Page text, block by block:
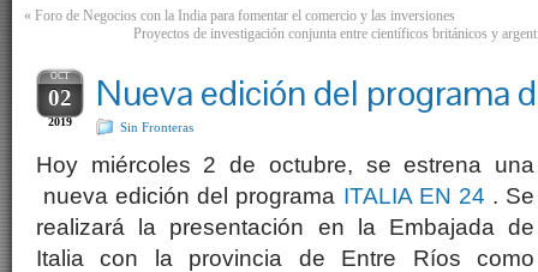
« Foro de Negocios con la India para fomentar el comercio y las inversiones
Proyectos de investigación conjunta entre científicos británicos y
OCT
02
2019
Nueva edición del programa
Sin Fronteras
Hoy miércoles 2 de octubre, se estrena una
nueva edición del programa ITALIA EN 24 . Se
realizará la presentación en la Embajada de
Italia con la provincia de Entre Ríos como